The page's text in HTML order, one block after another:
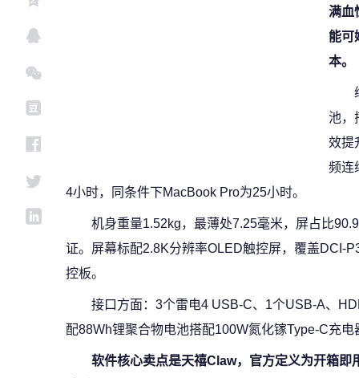
满血
能可
本。
池，
效提
频连
4小时，同条件下MacBook Pro为25小时。
机身重量1.52kg，最薄处7.25毫米，屏占比
证。屏幕标配2.8K分辨率OLED触控屏，覆盖DCI-
控板。
接口方面：3个雷电4 USB-C、1个USB-A、
配88Wh锂聚合物电池搭配100W氮化镓Type-C充
软件核心卖点是天禧Claw，官方定义为开箱